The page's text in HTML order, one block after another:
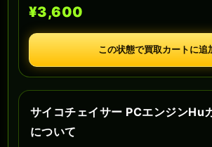
¥3,600
この状態で買取カートに追
サイコチェイサー PCエンジンHu
について